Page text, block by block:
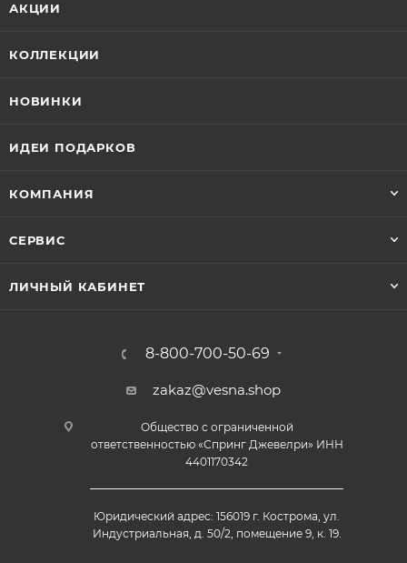
АКЦИИ
КОЛЛЕКЦИИ
НОВИНКИ
ИДЕИ ПОДАРКОВ
КОМПАНИЯ
СЕРВИС
ЛИЧНЫЙ КАБИНЕТ
8-800-700-50-69
zakaz@vesna.shop
Общество с ограниченной
ответственностью «Спринг Джевелри» ИНН
4401170342
Юридический адрес: 156019 г. Кострома, ул.
Индустриальная, д. 50/2, помещение 9, к. 19.